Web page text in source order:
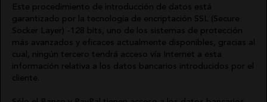
Este procedimiento de introducción de datos está
garantizado por la tecnología de encriptación SSL (Secure
Socker Layer) -128 bits, uno de los sistemas de protección
más avanzados y eficaces actualmente disponibles, gracias al
cual, ningún tercero tendrá acceso vía Internet a esta
información relativa a los datos bancarios introducidos por el
cliente.